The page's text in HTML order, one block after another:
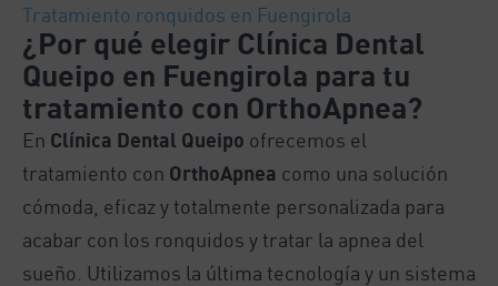
Tratamiento ronquidos en Fuengirola
¿Por qué elegir Clínica Dental
Queipo en Fuengirola para tu
tratamiento con OrthoApnea?
En Clínica Dental Queipo ofrecemos el
tratamiento con OrthoApnea como una solución
cómoda, eficaz y totalmente personalizada para
acabar con los ronquidos y tratar la apnea del
sueño. Utilizamos la última tecnología y un sistema